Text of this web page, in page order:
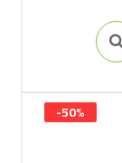
-50%